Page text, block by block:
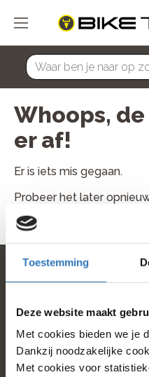
Toestemming
Deze website maakt
Met cookies bieden we je
Dankzij noodzakelijke
Met cookies voor
home
Whoops,
er af!
Er is iets mis gegaan.
Probeer het later
neem dan contact met
home
Populaire categorieën
Onze service